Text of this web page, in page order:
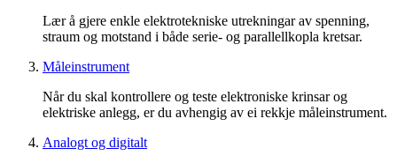
Lær å gjere enkle elektrotekniske utrekningar av spenning,
straum og motstand i både serie- og parallellkopla kretsar.
Måleinstrument
Når du skal kontrollere og teste elektroniske krinsar og
elektriske anlegg, er du avhengig av ei rekkje måleinstrument.
Analogt og digitalt